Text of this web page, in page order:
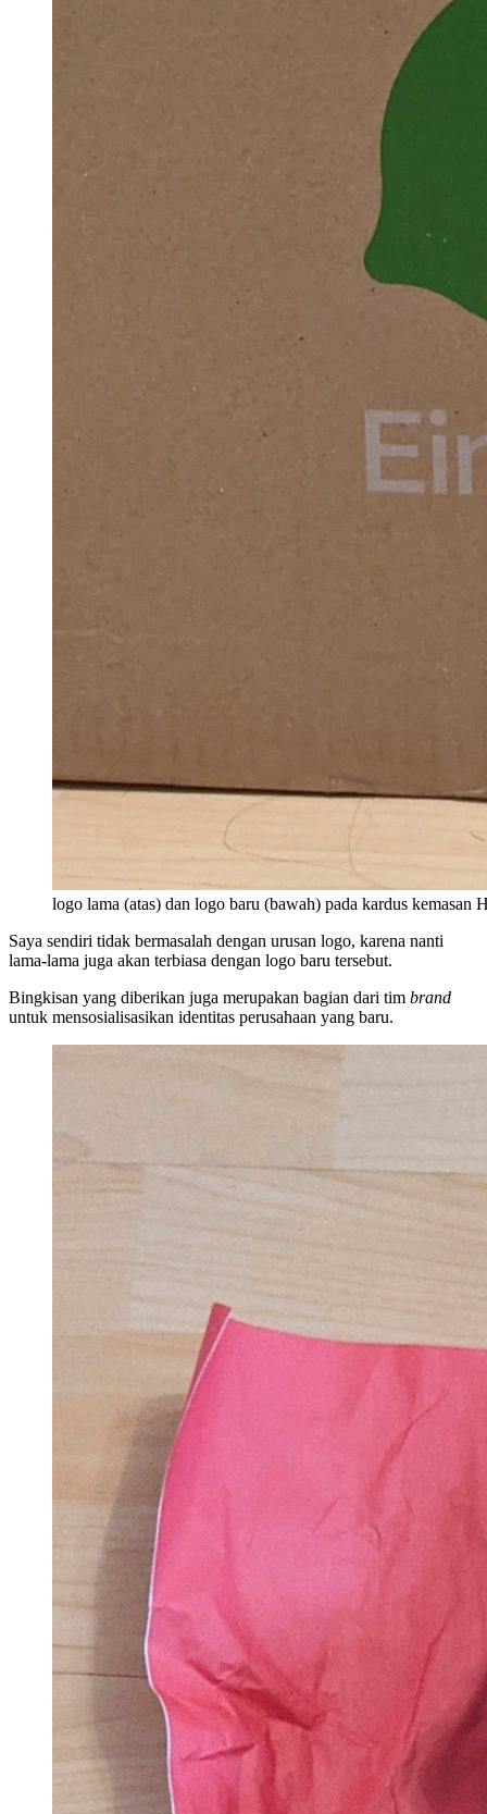
logo lama (atas) dan logo baru (bawah) pada kardus kemasan
Saya sendiri tidak bermasalah dengan urusan logo, karena nanti
lama-lama juga akan terbiasa dengan logo baru tersebut.
Bingkisan yang diberikan juga merupakan bagian dari tim brand
untuk mensosialisasikan identitas perusahaan yang baru.